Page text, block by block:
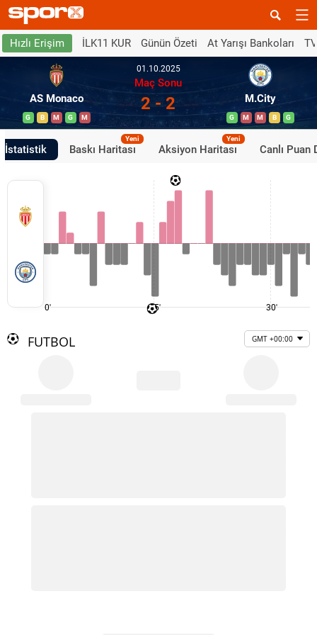
Hızlı Erişim İLK11 KUR Günün Özeti At Yarışı Bankoları
AS Monaco
G B M G M
01.10.2025
Maç Sonu
2 - 2 M.City
G M M B G
İstatistik Baskı Haritası
Yeni
Aksiyon Haritası
Yeni
Canlı Puan
0' 15' 30'
FUTBOL GMT +00:00